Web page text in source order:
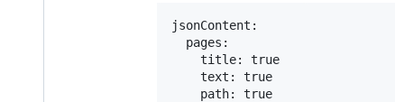
jsonContent:
  pages:
    title: true
    text: true
    path: true